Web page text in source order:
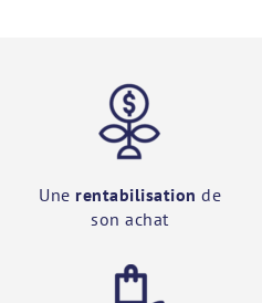
Une rentabilisation de
son achat